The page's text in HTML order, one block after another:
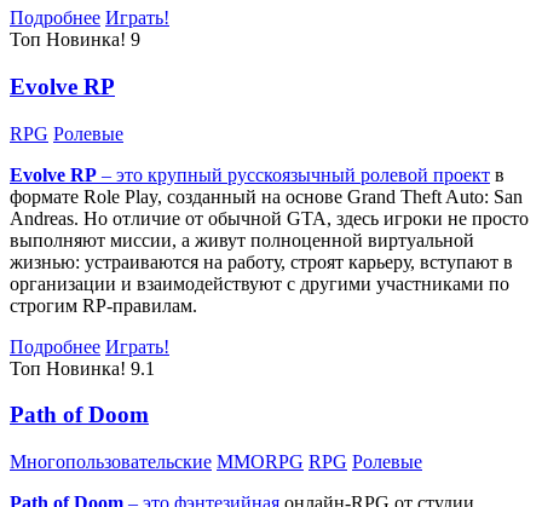
Подробнее Играть!
Топ Новинка! 9
Evolve RP
RPG Ролевые
Evolve RP – это крупный русскоязычный ролевой проект в
формате Role Play, созданный на основе Grand Theft Auto: San
Andreas. Но отличие от обычной GTA, здесь игроки не просто
выполняют миссии, а живут полноценной виртуальной
жизнью: устраиваются на работу, строят карьеру, вступают в
организации и взаимодействуют с другими участниками по
строгим RP-правилам.
Подробнее Играть!
Топ Новинка! 9.1
Path of Doom
Многопользовательские MMORPG RPG Ролевые
Path of Doom – это фэнтезийная онлайн-RPG от студии